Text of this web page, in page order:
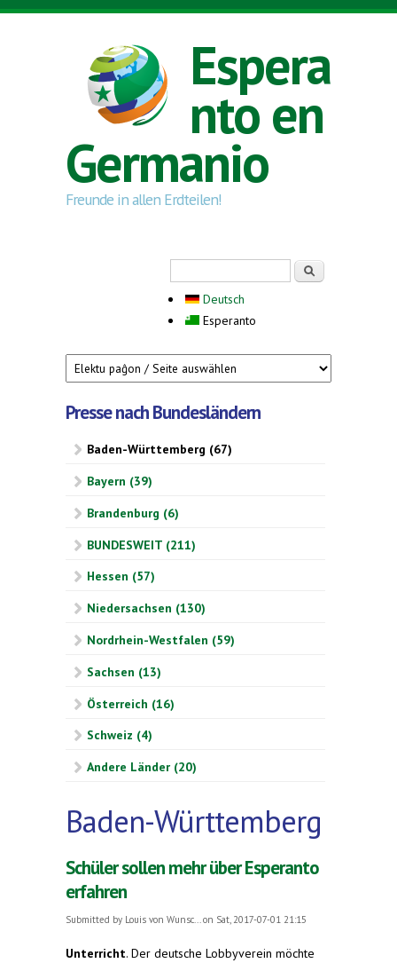
Skip to main content
Espera
nto en
Germanio
Freunde in allen Erdteilen!
Deutsch
Esperanto
Presse nach Bundesländern
Baden-Württemberg (67)
Bayern (39)
Brandenburg (6)
BUNDESWEIT (211)
Hessen (57)
Niedersachsen (130)
Nordrhein-Westfalen (59)
Sachsen (13)
Österreich (16)
Schweiz (4)
Andere Länder (20)
Baden-Württemberg
Schüler sollen mehr über Esperanto
erfahren
Submitted by Louis von Wunsc...on Sat, 2017-07-01 21:15
Unterricht. Der deutsche Lobbyverein möchte